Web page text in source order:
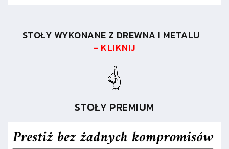
STOŁY WYKONANE Z DREWNA I METALU
- KLIKNIJ
STOŁY PREMIUM